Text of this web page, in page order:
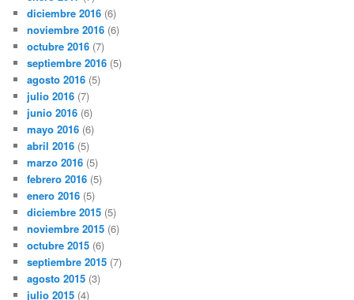
diciembre 2016 (6)
noviembre 2016 (6)
octubre 2016 (7)
septiembre 2016 (5)
agosto 2016 (5)
julio 2016 (7)
junio 2016 (6)
mayo 2016 (6)
abril 2016 (5)
marzo 2016 (5)
febrero 2016 (5)
enero 2016 (5)
diciembre 2015 (5)
noviembre 2015 (6)
octubre 2015 (6)
septiembre 2015 (7)
agosto 2015 (3)
julio 2015 (4)